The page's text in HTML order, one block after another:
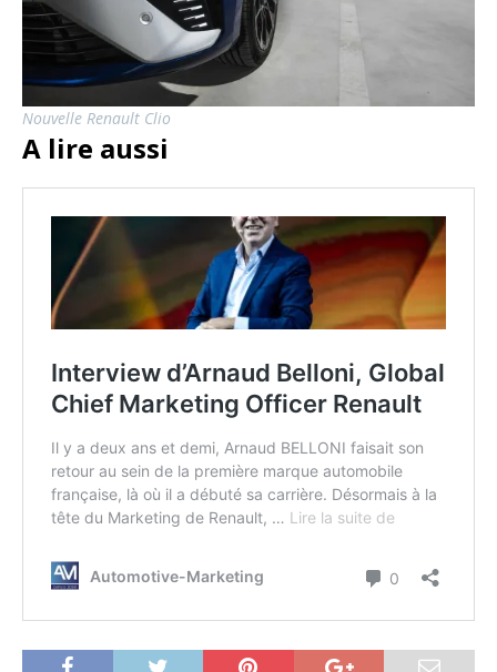
Nouvelle Renault Clio
A lire aussi